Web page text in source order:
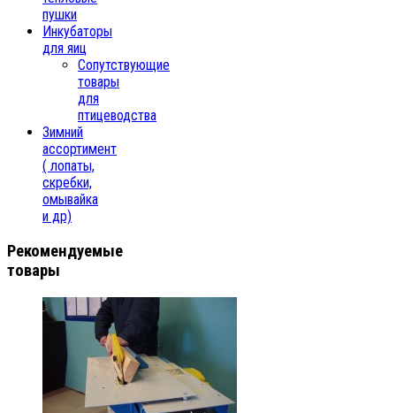
пушки
Инкубаторы
для яиц
Сопутствующие
товары
для
птицеводства
Зимний
ассортимент
( лопаты,
скребки,
омывайка
и др)
Рекомендуемые
товары